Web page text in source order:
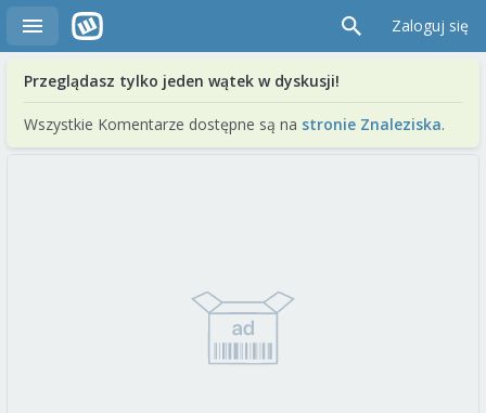
Zaloguj się
Przeglądasz tylko jeden wątek w dyskusji!
Wszystkie Komentarze dostępne są na stronie Znaleziska.